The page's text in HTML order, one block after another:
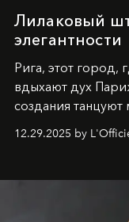
Лилаковый
элегантности
Рига, этот город,
вдыхают дух
создания
современностью.
12.29.2025 by